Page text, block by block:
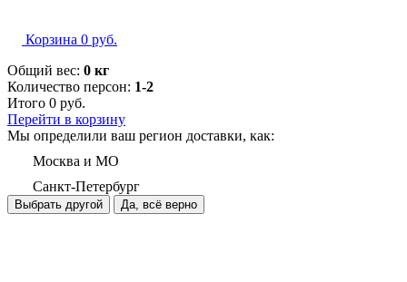
Корзина 0 руб.
Общий вес: 0 кг
Количество персон: 1-2
Итого 0 руб.
Перейти в корзину
Мы определили ваш регион доставки, как:
Москва и МО
Санкт-Петербург
Выбрать другой Да, всё верно